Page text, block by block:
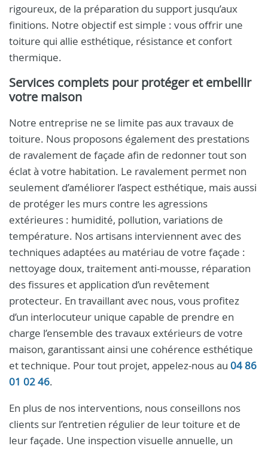
rigoureux, de la préparation du support jusqu’aux
finitions. Notre objectif est simple : vous offrir une
toiture qui allie esthétique, résistance et confort
thermique.
Services complets pour protéger et embellir
votre maison
Notre entreprise ne se limite pas aux travaux de
toiture. Nous proposons également des prestations
de ravalement de façade afin de redonner tout son
éclat à votre habitation. Le ravalement permet non
seulement d’améliorer l’aspect esthétique, mais aussi
de protéger les murs contre les agressions
extérieures : humidité, pollution, variations de
température. Nos artisans interviennent avec des
techniques adaptées au matériau de votre façade :
nettoyage doux, traitement anti-mousse, réparation
des fissures et application d’un revêtement
protecteur. En travaillant avec nous, vous profitez
d’un interlocuteur unique capable de prendre en
charge l’ensemble des travaux extérieurs de votre
maison, garantissant ainsi une cohérence esthétique
et technique. Pour tout projet, appelez-nous au 04 86
01 02 46.
En plus de nos interventions, nous conseillons nos
clients sur l’entretien régulier de leur toiture et de
leur façade. Une inspection visuelle annuelle, un